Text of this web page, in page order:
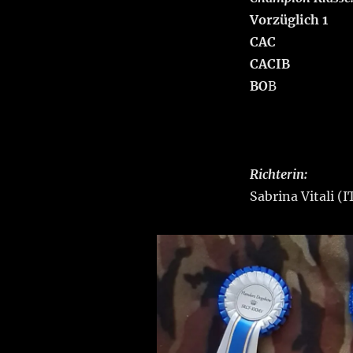
Vorzüglich 1
CAC
CACIB
BOB
Richterin:
Sabrina Vitali